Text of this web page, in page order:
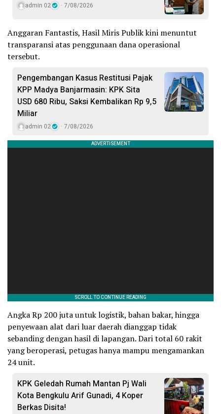
admin 02 7/08/2026
Anggaran Fantastis, Hasil Miris Publik kini menuntut
transparansi atas penggunaan dana operasional
tersebut.
Pengembangan Kasus Restitusi Pajak
KPP Madya Banjarmasin: KPK Sita
USD 680 Ribu, Saksi Kembalikan Rp 9,5
Miliar
admin 02 7/08/2026
Angka Rp 200 juta untuk logistik, bahan bakar, hingga
penyewaan alat dari luar daerah dianggap tidak
sebanding dengan hasil di lapangan. Dari total 60 rakit
yang beroperasi, petugas hanya mampu mengamankan
24 unit.
KPK Geledah Rumah Mantan Pj Wali
Kota Bengkulu Arif Gunadi, 4 Koper
Berkas Disita!